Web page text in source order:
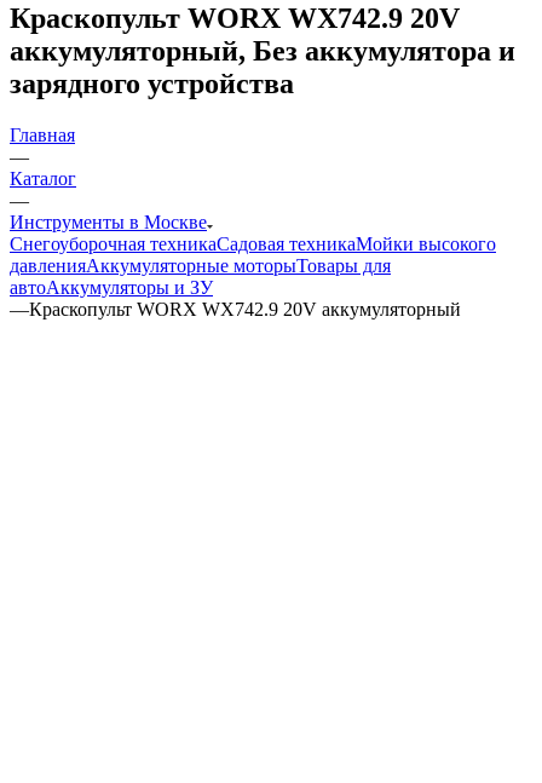
Краскопульт WORX WX742.9 20V
аккумуляторный, Без аккумулятора и
зарядного устройства
Главная
—
Каталог
—
Инструменты в Москве
Снегоуборочная техникаСадовая техникаМойки высокого
давленияАккумуляторные моторыТовары для
автоАккумуляторы и ЗУ
—Краскопульт WORX WX742.9 20V аккумуляторный